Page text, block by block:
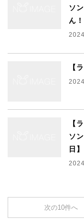
ソ
ん
【
【
ソ
日】
次の10件へ